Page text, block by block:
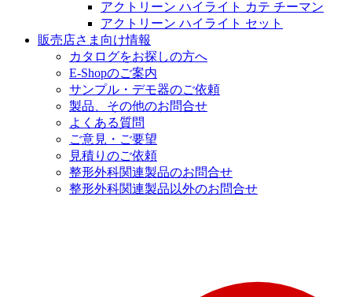
アクトリーン ハイライト カテ チーマン
アクトリーン ハイライト セット
販売店さま向け情報
カタログをお探しの方へ
E-Shopのご案内
サンプル・デモ器のご依頼
製品、その他のお問合せ
よくある質問
ご意見・ご要望
見積りのご依頼
整形外科関連製品のお問合せ
整形外科関連製品以外のお問合せ